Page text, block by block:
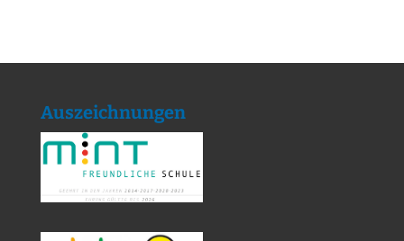
Auszeichnungen